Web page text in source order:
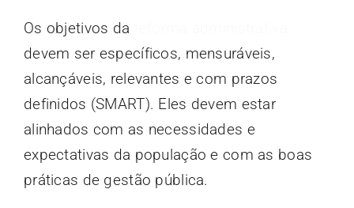
Os objetivos da
devem ser específicos, mensuráveis,
alcançáveis, relevantes e com prazos
definidos (SMART). Eles devem estar
alinhados com as necessidades e
expectativas da população e com as boas
práticas de gestão pública.